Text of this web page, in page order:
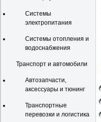
Системы
электропитания
Системы отопления и
водоснабжения
Транспорт и автомобили
Автозапчасти,
аксессуары и тюнинг
Транспортные
перевозки и логистика